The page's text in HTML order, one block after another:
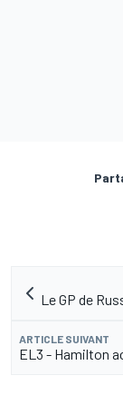
Le GP de
ARTICLE SUIVANT
EL3 - Hamilton